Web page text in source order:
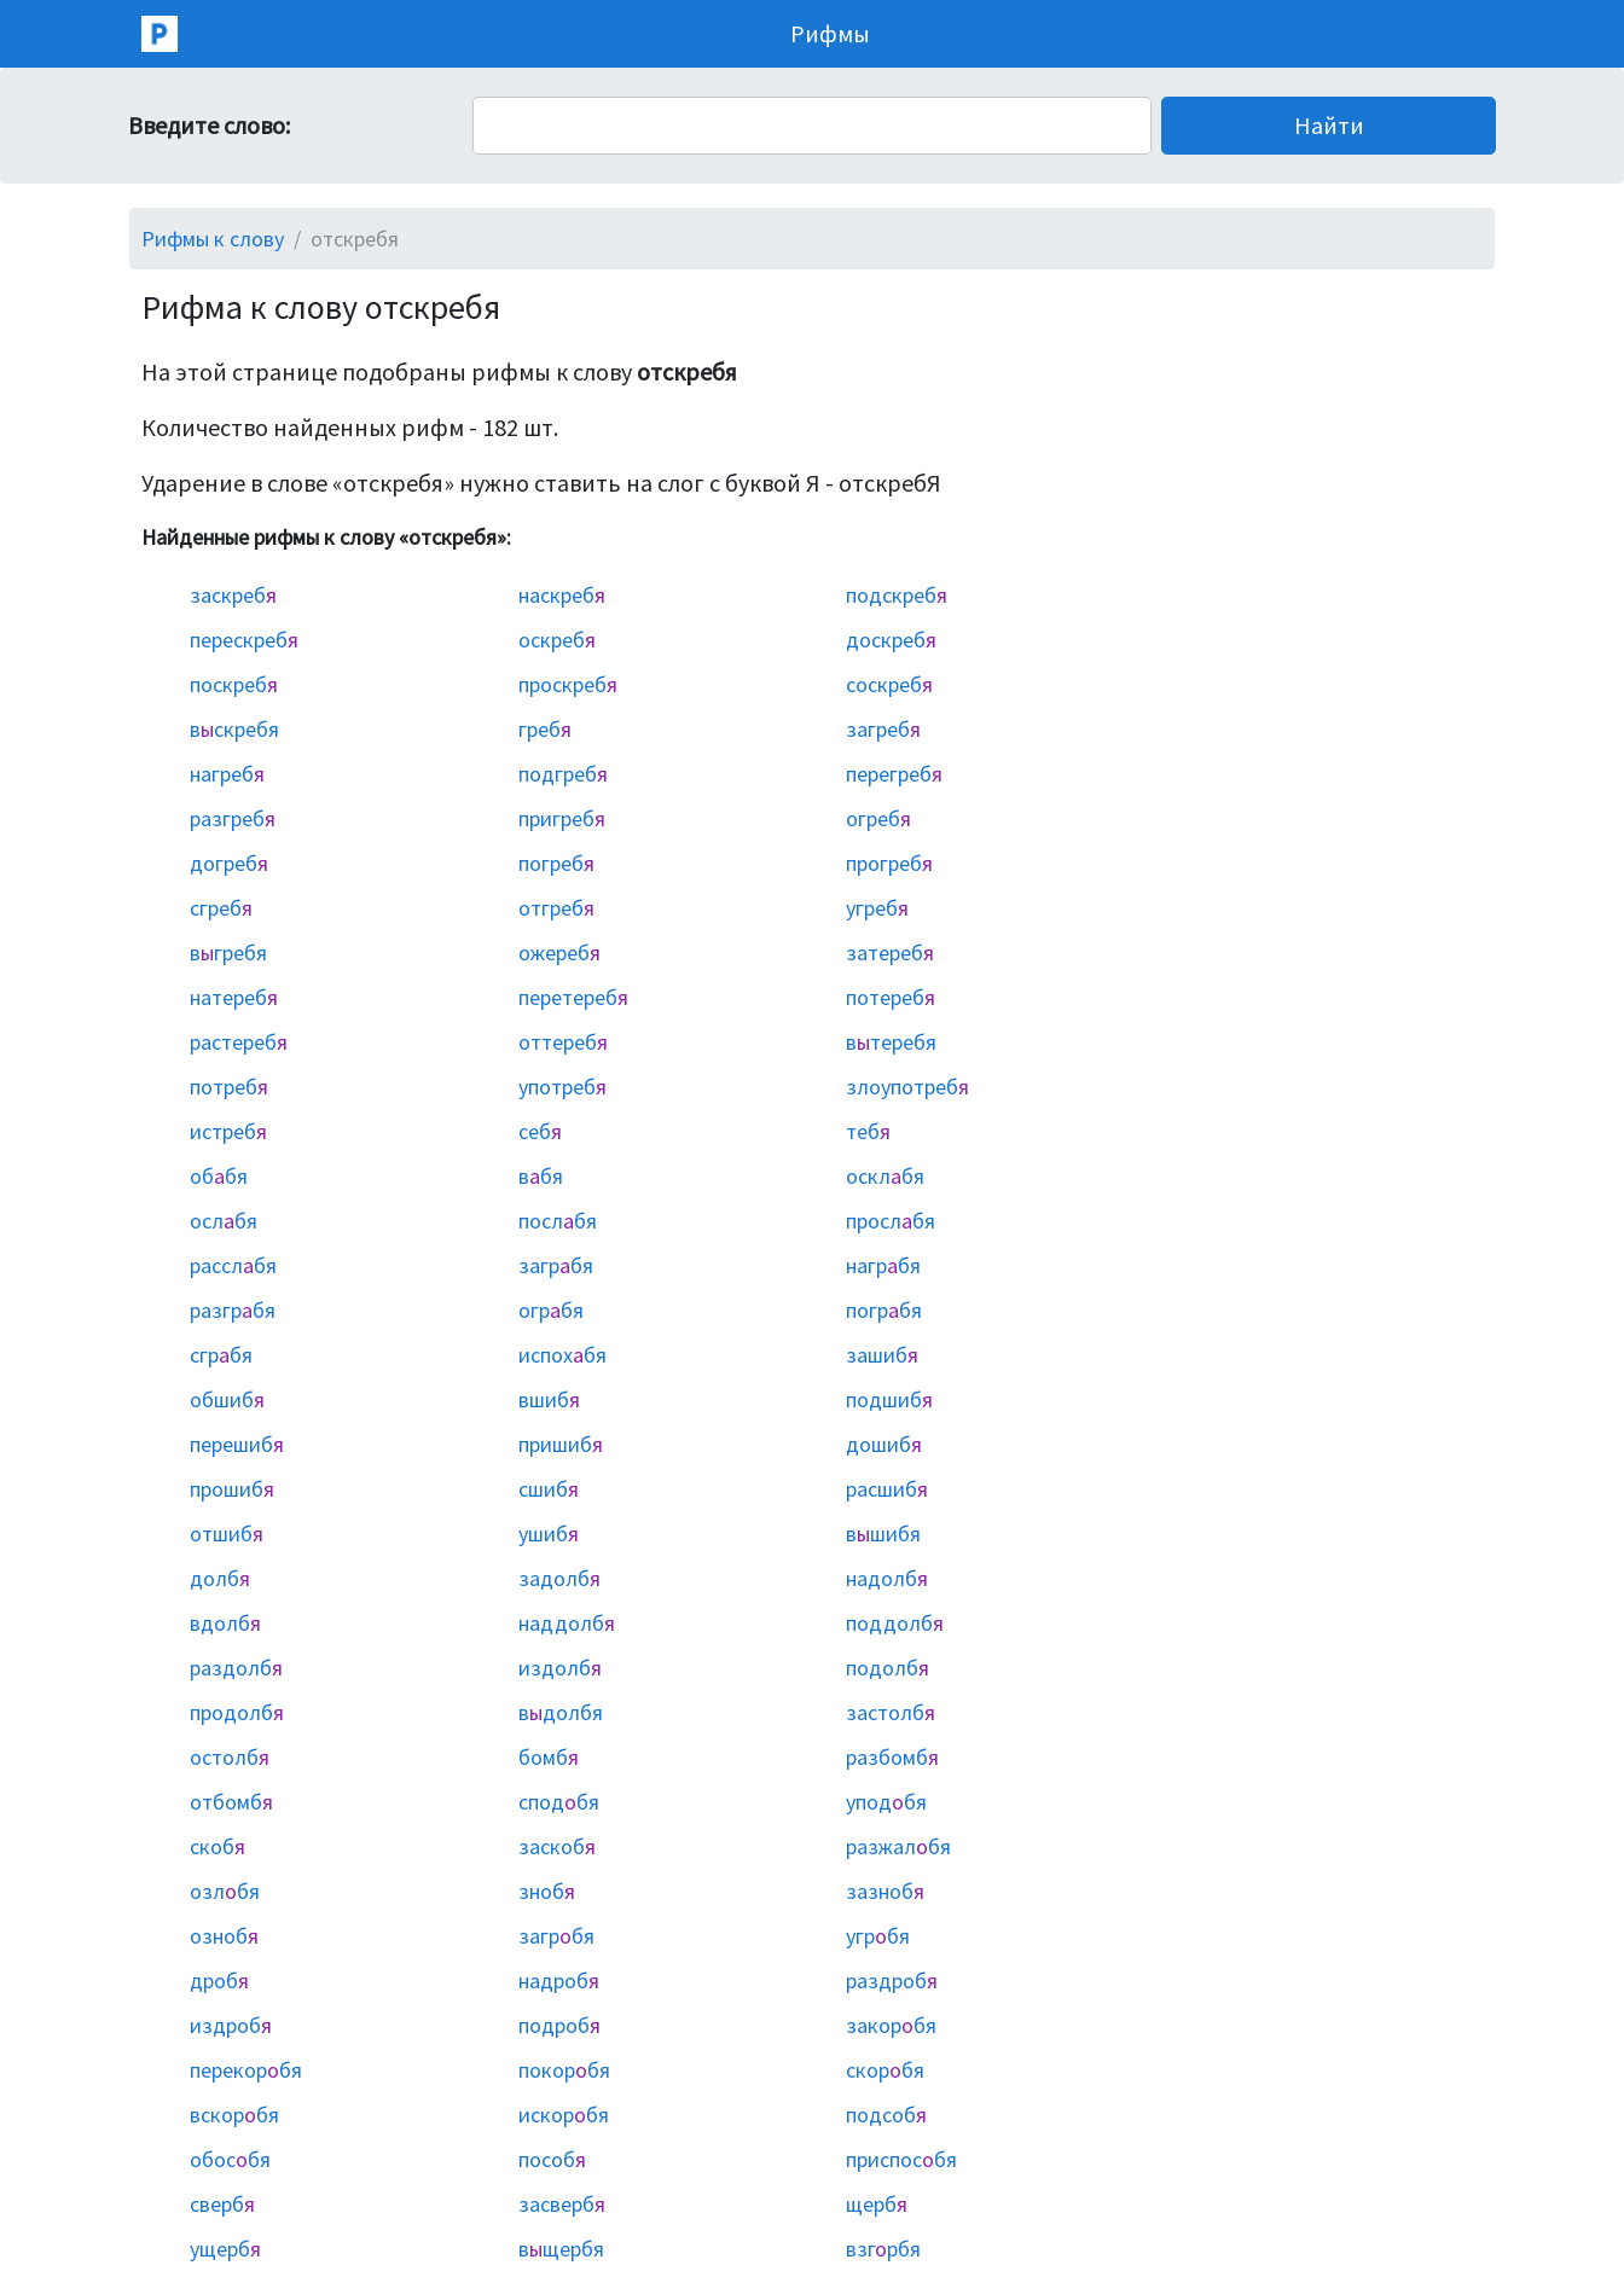
Рифмы
Введите слово:
Рифмы к слову отскребя
Рифма к слову отскребя
На этой странице подобраны рифмы к слову отскребя
Количество найденных рифм - 182 шт.
Ударение в слове «отскребя» нужно ставить на слог с буквой Я - отскребЯ
Найденные рифмы к слову «отскребя»:
заскребя наскребя подскребя
перескребя оскребя доскребя
поскребя проскребя соскребя
выскребя гребя загребя
нагребя подгребя перегребя
разгребя пригребя огребя
догребя погребя прогребя
сгребя отгребя угребя
выгребя ожеребя затеребя
натеребя перетеребя потеребя
растеребя оттеребя вытеребя
потребя употребя злоупотребя
истребя себя тебя
обабя вабя осклабя
ослабя послабя прослабя
расслабя заграбя награбя
разграбя ограбя пограбя
сграбя испохабя зашибя
обшибя вшибя подшибя
перешибя пришибя дошибя
прошибя сшибя расшибя
отшибя ушибя вышибя
долбя задолбя надолбя
вдолбя наддолбя поддолбя
раздолбя издолбя подолбя
продолбя выдолбя застолбя
остолбя бомбя разбомбя
отбомбя сподобя уподобя
скобя заскобя разжалобя
озлобя знобя зазнобя
ознобя загробя угробя
дробя надробя раздробя
издробя подробя закоробя
перекоробя покоробя скоробя
вскоробя искоробя подсобя
обособя пособя приспособя
свербя засвербя щербя
ущербя выщербя взгорбя